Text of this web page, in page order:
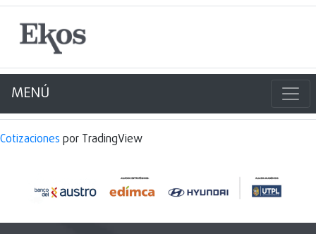
MENÚ
Cotizaciones por TradingView